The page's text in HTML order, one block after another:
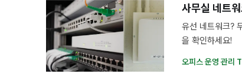
사무실 네트
유선 네트워크?
을 확인하세요!
오피스 운영 관리